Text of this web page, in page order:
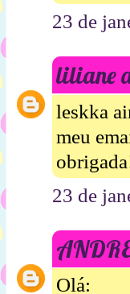
23 de
liliane
leskka
meu
23 de
Olá: